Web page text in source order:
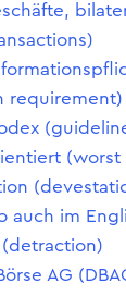
requirement)
auch im
AG